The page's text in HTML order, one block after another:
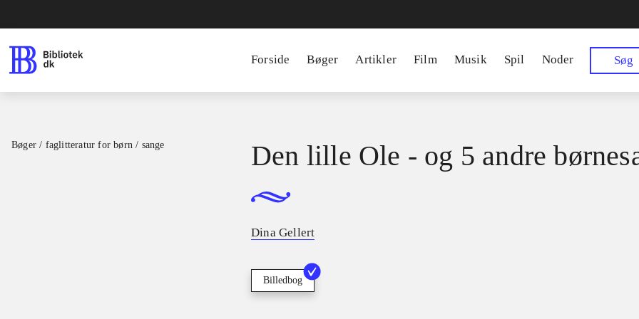
Forside Bøger Artikler Film Musik Spil Noder Søg
Bøger / faglitteratur for børn / sange Den lille Ole - og 5 andre
Dina Gellert
Billedbog